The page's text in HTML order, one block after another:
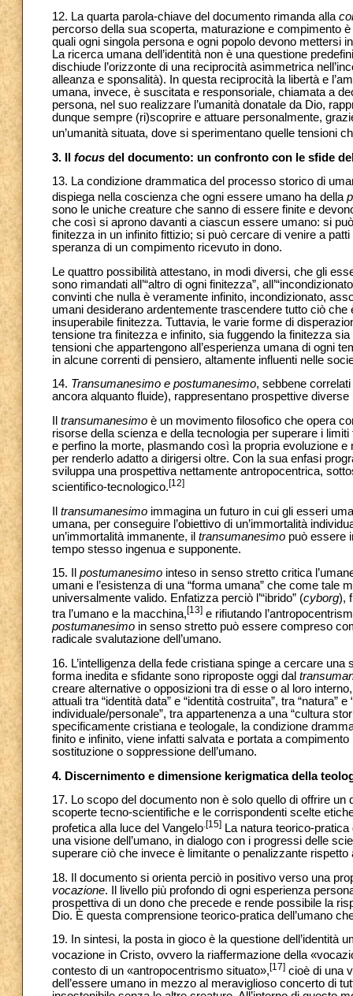
12. La quarta parola-chiave del documento rimanda alla
percorso della sua scoperta, maturazione e compimento
quali ogni singola persona e ogni popolo devono mettersi
La ricerca umana dell’identità non è una questione
dischiude l’orizzonte di una reciprocità asimmetrica
alleanza e sponsalità).
In questa reciprocità la libertà e
umana, invece, è suscitata e responsoriale, chiamata a
persona, nel suo realizzare l’umanità donatale da Dio,
dunque sempre (ri)scoprire e attuare personalmente,
un’umanità situata, dove si sperimentano quelle tensioni
3. Il focus del documento: un confronto con le sfide
13. La condizione drammatica del processo storico di
dispiega nella coscienza che ogni essere umano ha della
sono le uniche creature che sanno di essere finite e
che così si aprono davanti a ciascun essere umano: si
finitezza in un infinito fittizio; si può cercare di venire a
speranza di un compimento ricevuto in dono.
Le quattro possibilità attestano, in modi diversi, che gli
sono rimandati all’“altro di ogni finitezza”,
convinti che nulla è veramente infinito, incondizionato,
umani desiderano ardentemente trascendere tutto ciò
insuperabile finitezza. Tuttavia, le varie forme di
tensione tra finitezza e infinito, sia fuggendo la finitezza
tensioni che appartengono all’esperienza umana di ogni
in alcune correnti di pensiero, altamente influenti nelle
14. Transumanesimo e postumanesimo, sebbene
ancora alquanto fluide), rappresentano prospettive
transumanesimo è un movimento filosofico che opera
risorse della scienza e della tecnologia per superare i
e perfino la morte, plasmando così la propria evoluzione
per renderlo adatto a dirigersi oltre. Con la sua enfasi
sviluppa una prospettiva nettamente antropocentrica,
scientifico-tecnologico.[12]
transumanesimo immagina un futuro in cui gli esseri
umana, per conseguire l’obiettivo di un’immortalità
un’immortalità immanente, il transumanesimo può essere
tempo stesso ingenua e supponente.
15. Il postumanesimo inteso in senso stretto critica
umani e l’esistenza di una “forma umana” che come
universalmente valido. Enfatizza perciò l’“ibrido” (cyborg),
tra l’umano e la macchina,[13] e rifiutando
postumanesimo in senso stretto può essere compreso
radicale svalutazione dell’umano.
16. L’intelligenza della fede cristiana spinge a cercare
forma inedita e sfidante sono riproposte oggi dal
creare alternative o opposizioni tra di esse o al loro
attuali tra “identità data” e “identità costruita”, tra “natura”
individuale/personale”, tra appartenenza a una “cultura
specificamente cristiana e teologale, la condizione
finito e infinito, viene infatti salvata e portata a
sostituzione o soppressione dell’umano.
4. Discernimento e dimensione kerigmatica della
17. Lo scopo del documento non è solo quello di offrire
scoperte tecno-scientifiche e le corrispondenti scelte
profetica alla luce del Vangelo.[15] La natura teorico-
una visione dell’umano, in dialogo con i progressi delle
superare ciò che invece è limitante o penalizzante
18. Il documento si orienta perciò in positivo verso una
vocazione. Il livello più profondo di ogni esperienza
prospettiva di un dono che precede e rende possibile la
Dio. È questa comprensione teorico-pratica dell’umano
19. In sintesi, la posta in gioco è la questione dell’identità
vocazione in Cristo, ovvero la riaffermazione della
contesto di un «antropocentrismo situato»,[17] cioè di una
dell’essere umano in mezzo al meraviglioso concerto di